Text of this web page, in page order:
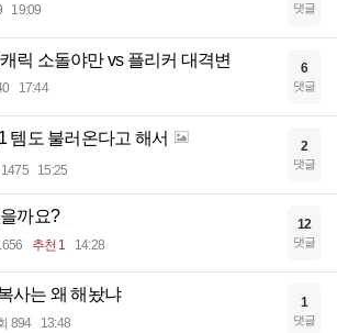
19:09 댓글
릭 소돌야만 vs 플리커 대격변
17:44
6
댓글
템도 불러온다고 해서
15:25
2
댓글
까요?
추천 1 14:28
12
댓글
사는 왜 해놨냐
894 13:48
1
댓글